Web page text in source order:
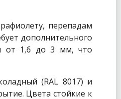
перепадам
дополнительного
от 1,6 до 3 мм, что
(RAL 8017) и
Цвета стойкие к